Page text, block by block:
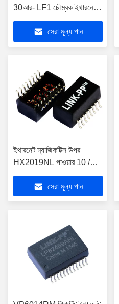
30আর- LF1 চৌম্বক ইথারনেট
উপর POE ট্রান্সফর্মার শক্তি
সেরা মূল্য পান
ইথারনেট ম্যাজিকটিক্স উপর
HX2019NL পাওয়ার 10 /
100BASE-TX Magnetics
সেরা মূল্য পান